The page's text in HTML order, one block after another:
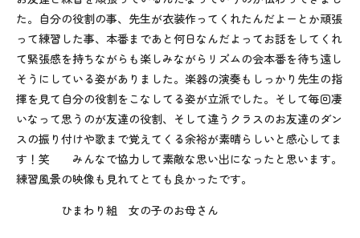
た。自分の役割の事、先生が衣装作ってくれたんだよーとか頑張
って練習した事、本番まであと何日なんだよってお話をしてくれ
て緊張感を持ちながらも楽しみながらリズムの会本番を待ち遠し
そうにしている姿がありました。楽器の演奏もしっかり先生の指
揮を見て自分の役割をこなしてる姿が立派でした。そして毎回凄
いなって思うのが友達の役割、そして違うクラスのお友達のダン
スの振り付けや歌まで覚えてくる余裕が素晴らしいと感心してま
す！笑 みんなで協力して素敵な思い出になったと思います。
練習風景の映像も見れてとても良かったです。
ひまわり組 女の子のお母さん